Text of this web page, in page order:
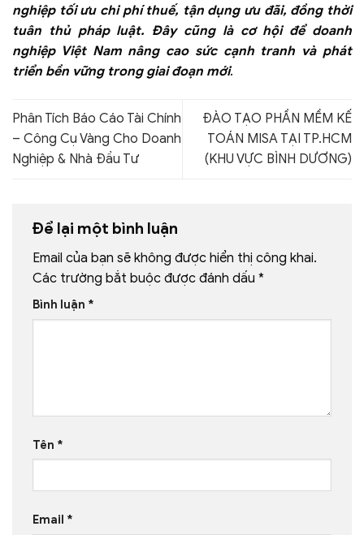
nghiệp tối ưu chi phí thuế, tận dụng ưu đãi, đồng thời
tuân thủ pháp luật. Đây cũng là cơ hội để doanh
nghiệp Việt Nam nâng cao sức cạnh tranh và phát
triển bền vững trong giai đoạn mới.
Phân Tích Báo Cáo Tài Chính
– Công Cụ Vàng Cho Doanh
Nghiệp & Nhà Đầu Tư
ĐÀO TẠO PHẦN MỀM KẾ
TOÁN MISA TẠI TP.HCM
(KHU VỰC BÌNH DƯƠNG)
Để lại một bình luận
Email của bạn sẽ không được hiển thị công khai.
Các trường bắt buộc được đánh dấu *
Bình luận *
Tên *
Email *